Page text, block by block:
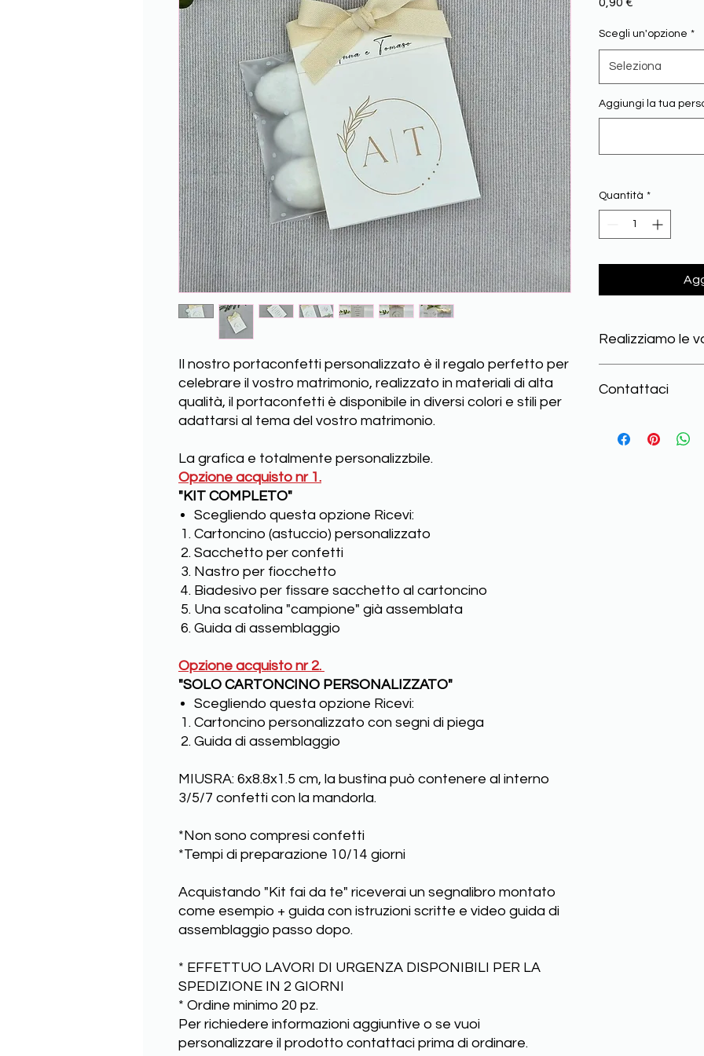
Il nostro portaconfetti personalizzato è il regalo perfetto per
celebrare il vostro matrimonio, realizzato in materiali di alta
qualità, il portaconfetti è disponibile in diversi colori e stili per
adattarsi al tema del vostro matrimonio.
La grafica e totalmente personalizzbile.
Opzione acquisto nr 1.
"KIT COMPLETO"
Scegliendo questa opzione Ricevi:
Cartoncino (astuccio) personalizzato
Sacchetto per confetti
Nastro per fiocchetto
Biadesivo per fissare sacchetto al cartoncino
Una scatolina "campione" già assemblata
Guida di assemblaggio
Opzione acquisto nr 2.
"SOLO CARTONCINO PERSONALIZZATO"
Scegliendo questa opzione Ricevi:
Cartoncino personalizzato con segni di piega
Guida di assemblaggio
MIUSRA: 6x8.8x1.5 cm, la bustina può contenere al interno
3/5/7 confetti con la mandorla.
*Non sono compresi confetti
*Tempi di preparazione 10/14 giorni
Acquistando "Kit fai da te" riceverai un segnalibro montato
come esempio + guida con istruzioni scritte e video guida di
assemblaggio passo dopo.
* EFFETTUO LAVORI DI URGENZA DISPONIBILI PER LA
SPEDIZIONE IN 2 GIORNI
* Ordine minimo 20 pz.
Per richiedere informazioni aggiuntive o se vuoi
personalizzare il prodotto contattaci prima di ordinare.
Scegli un'opzione *
Seleziona
Aggiungi la tua
Quantità *
Realizziamo le
Consegna sicura
100% di clienti
Contattaci
Per ricevere